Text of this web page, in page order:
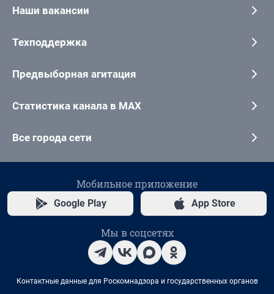
Наши вакансии
Техподдержка
Предвыборная агитация
Статистика канала в MAX
Все города сети
Мобильное приложение
Google Play App Store
Мы в соцсетях
Контактные данные для Роскомнадзора и государственных органов